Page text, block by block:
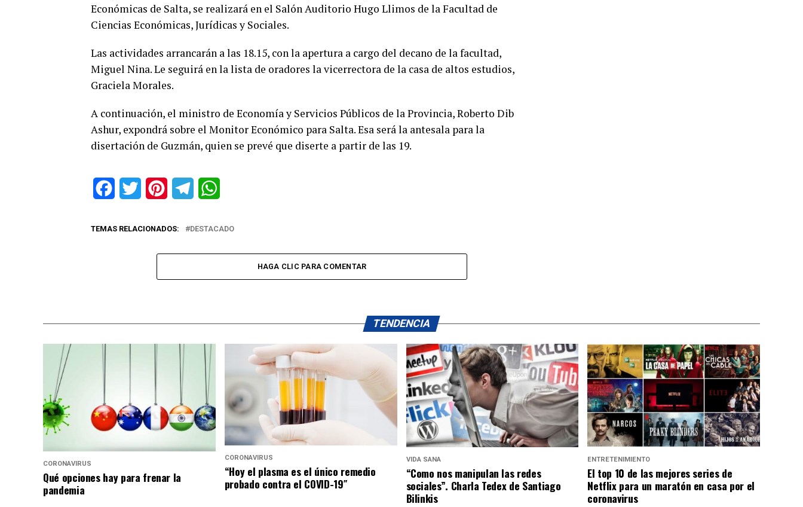
Económicas de Salta, se realizará en el Salón Auditorio Hugo Llimos de la Facultad de
Ciencias Económicas, Jurídicas y Sociales.
Las actividades arrancarán a las 18.15, con la apertura a cargo del decano de la facultad,
Miguel Nina. Le seguirá en la lista de oradores la vicerrectora de la casa de altos estudios,
Graciela Morales.
A continuación, el ministro de Economía y Servicios Públicos de la Provincia, Roberto Dib
Ashur, expondrá sobre el Monitor Económico para Salta. Esa será la antesala para la
disertación de Guzmán, quien se prevé que diserte a partir de las 19.
FacebookTwitter PinterestTelegram
TEMAS RELACIONADOS: DESTACADO
HAGA CLIC PARA COMENTAR
TENDENCIA
CORONAVIRUS
Qué opciones hay para frenar la
pandemia
CORONAVIRUS
“Hoy el plasma es el único remedio
probado contra el COVID-19″
VIDA SANA
“Como nos manipulan las redes
sociales”. Charla Tedex de Santiago
Bilinkis
ENTRETENIMIENTO
El top 10 de las mejores series de
Netflix para un maratón en casa por el
coronavirus